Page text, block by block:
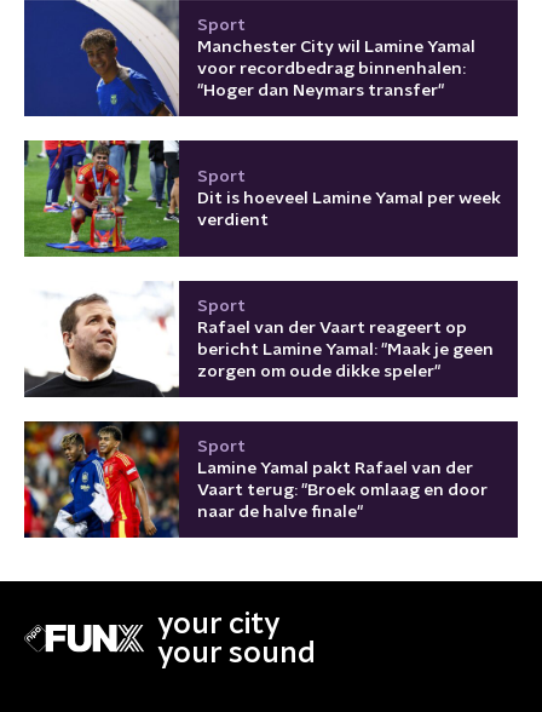
Sport
Manchester City wil Lamine Yamal
voor recordbedrag binnenhalen:
"Hoger dan Neymars transfer"
Sport
Dit is hoeveel Lamine Yamal per week
verdient
Sport
Rafael van der Vaart reageert op
bericht Lamine Yamal: "Maak je geen
zorgen om oude dikke speler"
Sport
Lamine Yamal pakt Rafael van der
Vaart terug: "Broek omlaag en door
naar de halve finale"
your city
your sound